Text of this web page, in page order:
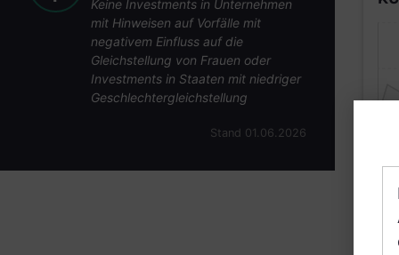
Keine Investments in Unternehmen
mit Hinweisen auf Vorfälle mit
negativem Einfluss auf die
Gleichstellung von Frauen oder
Investments in Staaten mit niedriger
Geschlechtergleichstellung
Stand 01.06.2026